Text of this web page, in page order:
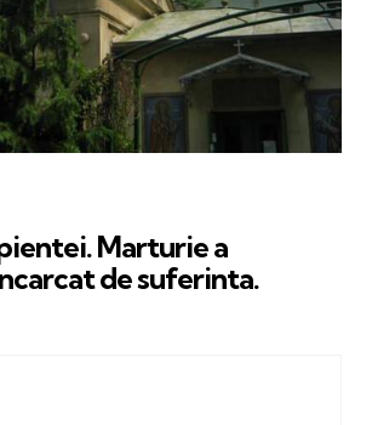
Marturie a
de suferinta.